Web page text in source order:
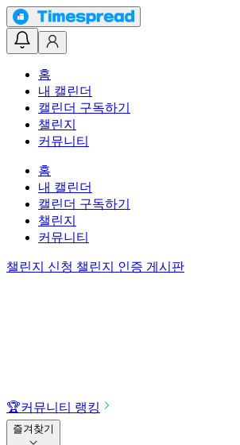
홈
내 캘린더
캘린더 구독하기
챌린지
커뮤니티
홈
내 캘린더
캘린더 구독하기
챌린지
커뮤니티
챌린지 신청 챌린지 인증 게시판
🏆커뮤니티 랭킹
즐겨찾기